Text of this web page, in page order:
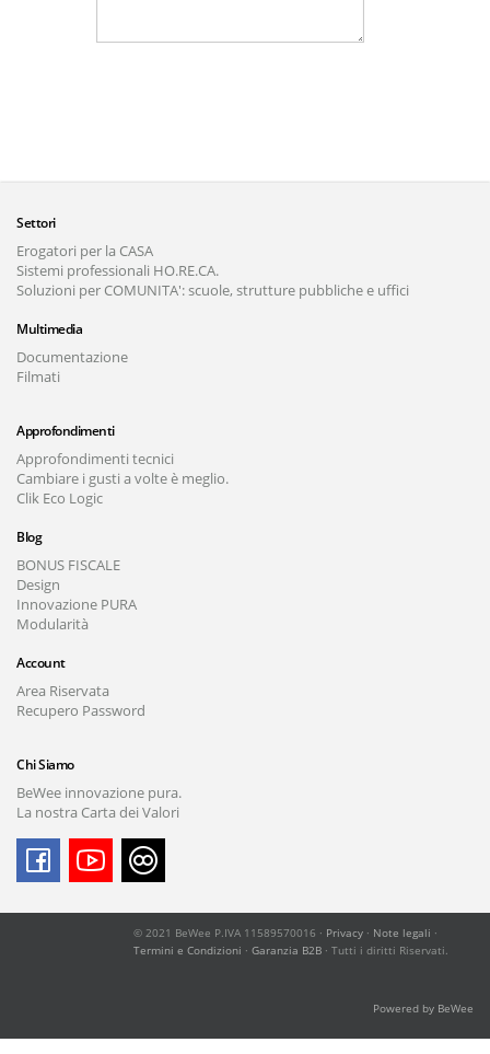
Settori
Erogatori per la CASA
Sistemi professionali HO.RE.CA.
Soluzioni per COMUNITA': scuole, strutture pubbliche e uffici
Multimedia
Documentazione
Filmati
Approfondimenti
Approfondimenti tecnici
Cambiare i gusti a volte è meglio.
Clik Eco Logic
Blog
BONUS FISCALE
Design
Innovazione PURA
Modularità
Account
Area Riservata
Recupero Password
Chi Siamo
BeWee innovazione pura.
La nostra Carta dei Valori
© 2021 BeWee P.IVA 11589570016 · Privacy · Note legali ·
Termini e Condizioni · Garanzia B2B · Tutti i diritti Riservati.
Powered by BeWee